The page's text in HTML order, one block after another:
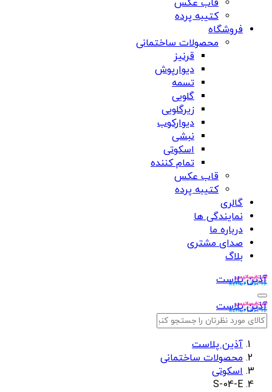
قاب عکس
کتیبه پرده
فروشگاه
محصولات ساختمانی
قرنیز
دیوارپوش
تسمه
گلویی
زیرگلویی
دیوارکوب
نبشی
اسکوتی
تمام کننده
قاب عکس
کتیبه پرده
گالری
نمایندگی ها
درباره ما
صدای مشتری
بلاگ
آذین پلاست
آذین پلاست
آذین پلاست
محصولات ساختمانی
اسکوتی
S-04-E